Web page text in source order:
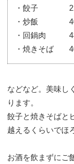
・餃子 220
・炒飯 400
・回鍋肉
・焼きそば
などなど。美味し
ります。
餃子と焼きそばと
越えるくらいでほ
お酒を飲まずにご